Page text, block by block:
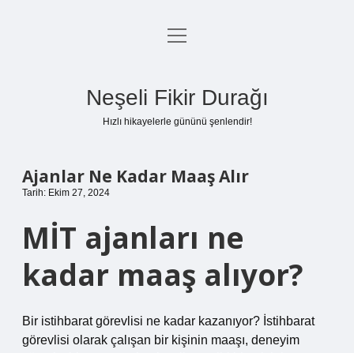
Anasayfa
menüyü
Neşeli Fikir Durağı
Hızlı hikayelerle gününü şenlendir!
Ajanlar Ne Kadar Maaş Alır
Tarih: Ekim 27, 2024
MİT ajanları ne
kadar maaş alıyor?
Bir istihbarat görevlisi ne kadar kazanıyor? İstihbarat
görevlisi olarak çalışan bir kişinin maaşı, deneyim